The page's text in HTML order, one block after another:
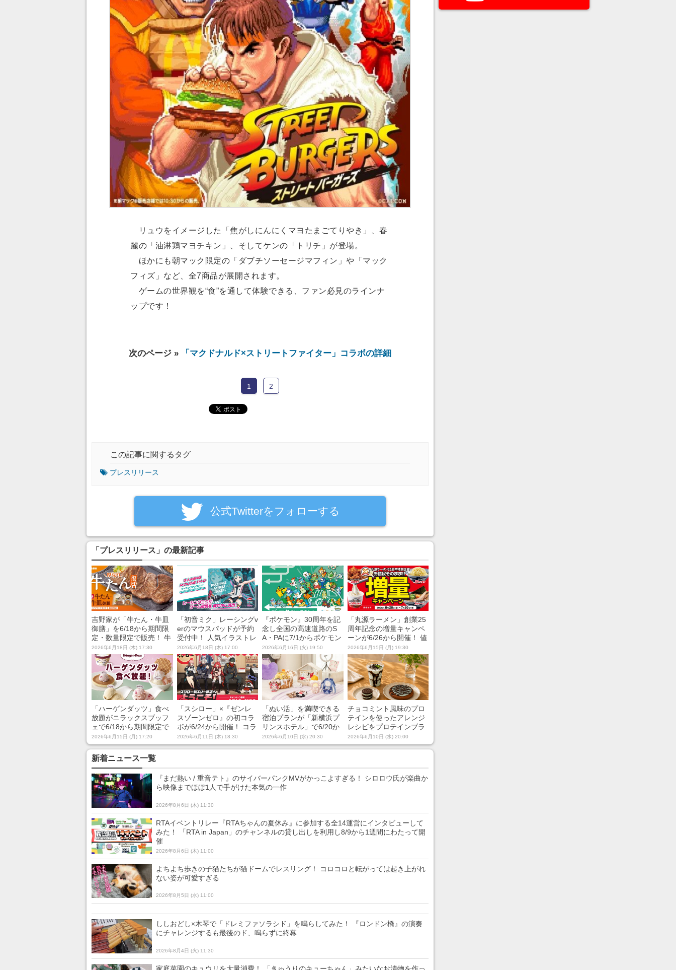
リュウをイメージした「焦がしにんにくマヨたまごてりやき」、春
麗の「油淋鶏マヨチキン」、そしてケンの「トリチ」が登場。
ほかにも朝マック限定の「ダブチソーセージマフィン」や「マック
フィズ」など、全7商品が展開されます。
ゲームの世界観を“食”を通して体験できる、ファン必見のラインナ
ップです！
次のページ » 「マクドナルド×ストリートファイター」コラボの詳細
1 2
この記事に関するタグ
プレスリリース
‎公式Twitterをフォローする
「プレスリリース」の最新記事
吉野家が「牛たん・牛皿
御膳」を6/18から期間限
定・数量限定で販売！ 牛
たん4切と食べ応えばっ
ちりの8切付きの2種の御
膳をラインナップ
2026年6月18日 (木) 17:30
「初音ミク」レーシングv
erのマウスパッドが予約
受付中！ 人気イラストレ
ーター・黒星紅白の描き
下ろしイラストを採用
2026年6月18日 (木) 17:00
『ポケモン』30周年を記
念し全国の高速道路のS
A・PAに7/1からポケモン
たちが現れる！ シール帳
などが当たるスタンプラ
リーやグッズ販売を展開
2026年6月16日 (火) 19:50
「丸源ラーメン」創業25
周年記念の増量キャンペ
ーンが6/26から開催！ 値
段はそのままに人気4商
品が続々増量
2026年6月15日 (月) 19:30
「ハーゲンダッツ」食べ
放題がニラックスブッフ
ェで6/18から期間限定で
開催！ 4店舗でバニラと
ストロベリー味が時間無
制限で好きなだけ味わえ
る
2026年6月15日 (月) 17:20
「スシロー」×『ゼンレ
スゾーンゼロ』の初コラ
ボが6/24から開催！ コラ
ボ限定ピック付きのお寿
司やミニフィギュア付き
2026年6月11日 (木) 18:30
「ぬい活」を満喫できる
宿泊プランが「新横浜プ
リンスホテル」で6/20か
ら期間限定で開催！ 人気
作家のぬい服約100着
2026年6月10日 (水) 20:30
チョコミント風味のプロ
テインを使ったアレンジ
レシピをプロテインブラ
ンドが公開！ 『MY ROU
TINE BEAUTY』が贈るス
2026年6月10日 (水) 20:00
新着ニュース一覧
『まだ熱い / 重音テト』のサイバーパンクMVがかっこよすぎる！ シロロウ氏が楽曲か
ら映像までほぼ1人で手がけた本気の一作
2026年8月6日 (木) 11:30
RTAイベントリレー『RTAちゃんの夏休み』に参加する全14運営にインタビューして
みた！ 「RTA in Japan」のチャンネルの貸し出しを利用し8/9から1週間にわたって開
催
2026年8月6日 (木) 11:00
よちよち歩きの子猫たちが猫ドームでレスリング！ コロコロと転がっては起き上がれ
ない姿が可愛すぎる
2026年8月5日 (水) 11:00
ししおどし×木琴で「ドレミファソラシド」を鳴らしてみた！ 『ロンドン橋』の演奏
にチャレンジするも最後のド、鳴らずに終幕
2026年8月4日 (火) 11:30